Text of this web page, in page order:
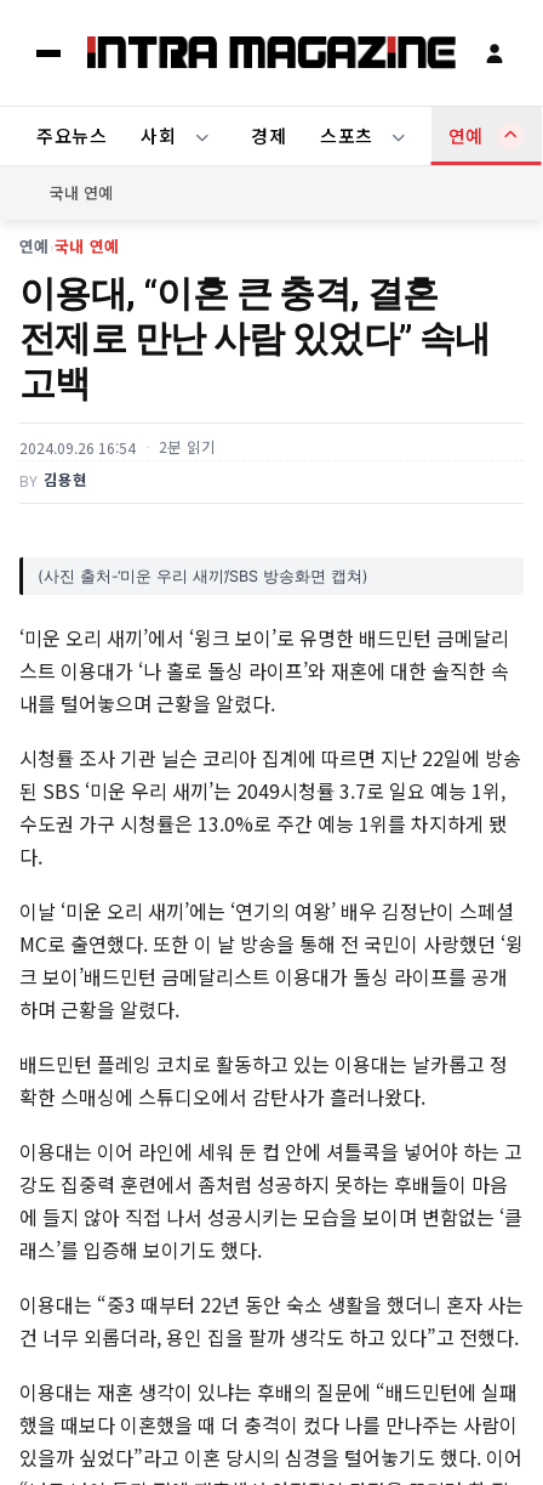
주요뉴스 사회 경제 스포츠 연예
국내 연예
연예›국내 연예
이용대, “이혼 큰 충격, 결혼
전제로 만난 사람 있었다” 속내
고백
2024.09.26 16:54 2분 읽기
BY 김용현
(사진 출처-‘미운 우리 새끼’/SBS 방송화면 캡쳐)
‘미운 오리 새끼’에서 ‘윙크 보이’로 유명한 배드민턴 금메달리
스트 이용대가 ‘나 홀로 돌싱 라이프’와 재혼에 대한 솔직한 속
내를 털어놓으며 근황을 알렸다.
시청률 조사 기관 닐슨 코리아 집계에 따르면 지난 22일에 방송
된 SBS ‘미운 우리 새끼’는 2049시청률 3.7로 일요 예능 1위,
수도권 가구 시청률은 13.0%로 주간 예능 1위를 차지하게 됐
다.
이날 ‘미운 오리 새끼’에는 ‘연기의 여왕’ 배우 김정난이 스페셜
MC로 출연했다. 또한 이 날 방송을 통해 전 국민이 사랑했던 ‘윙
크 보이’배드민턴 금메달리스트 이용대가 돌싱 라이프를 공개
하며 근황을 알렸다.
배드민턴 플레잉 코치로 활동하고 있는 이용대는 날카롭고 정
확한 스매싱에 스튜디오에서 감탄사가 흘러나왔다.
이용대는 이어 라인에 세워 둔 컵 안에 셔틀콕을 넣어야 하는 고
강도 집중력 훈련에서 좀처럼 성공하지 못하는 후배들이 마음
에 들지 않아 직접 나서 성공시키는 모습을 보이며 변함없는 ‘클
래스’를 입증해 보이기도 했다.
이용대는 “중3 때부터 22년 동안 숙소 생활을 했더니 혼자 사는
건 너무 외롭더라, 용인 집을 팔까 생각도 하고 있다”고 전했다.
이용대는 재혼 생각이 있냐는 후배의 질문에 “배드민턴에 실패
했을 때보다 이혼했을 때 더 충격이 컸다 나를 만나주는 사람이
있을까 싶었다”라고 이혼 당시의 심경을 털어놓기도 했다. 이어